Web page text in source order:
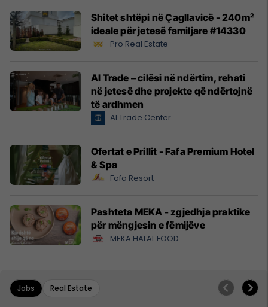
Shitet shtëpi në Çagllavicë - 240m²
ideale për jetesë familjare #14330
Pro Real Estate
Al Trade – cilësi në ndërtim, rehati
në jetesë dhe projekte që ndërtojnë
të ardhmen
Al Trade Center
Ofertat e Prillit - Fafa Premium Hotel
& Spa
Fafa Resort
Pashteta MEKA - zgjedhja praktike
për mëngjesin e fëmijëve
MEKA HALAL FOOD
Jobs Real Estate